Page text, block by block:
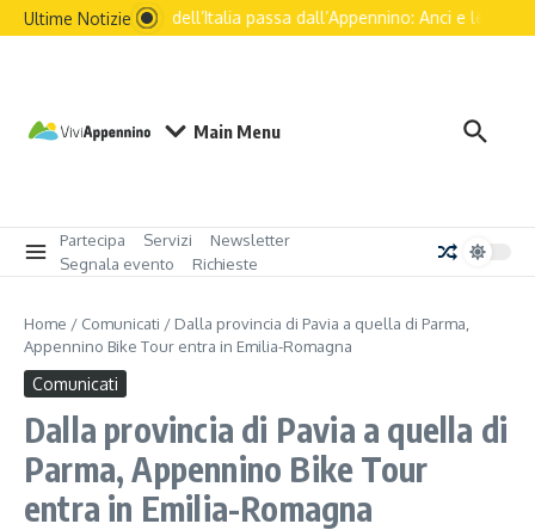
Salta al contenuto
Ultime NotizieIl futuro dell’Italia passa dall’Appennino: Anci e le
Main Menu
Partecipa Servizi
Newsletter
Segnala evento
Richieste
Home / Comunicati / Dalla provincia di Pavia a quella di Parma,
Appennino Bike Tour entra in Emilia-Romagna
Comunicati
Dalla provincia di Pavia a quella di
Parma, Appennino Bike Tour
entra in Emilia-Romagna